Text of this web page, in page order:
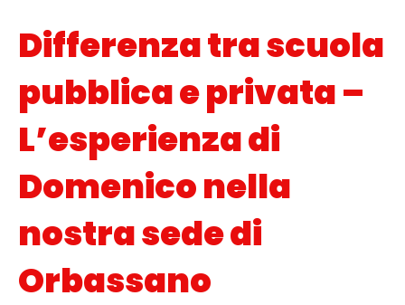
Differenza tra scuola
pubblica e privata –
L’esperienza di
Domenico nella
nostra sede di
Orbassano